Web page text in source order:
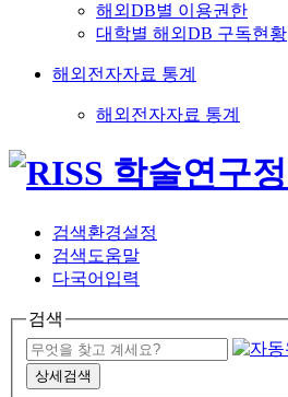
해외DB별 이용권한
대학별 해외DB 구독현황
해외전자자료 통계
해외전자자료 통계
검색환경설정
검색도움말
다국어입력
검색
상세검색